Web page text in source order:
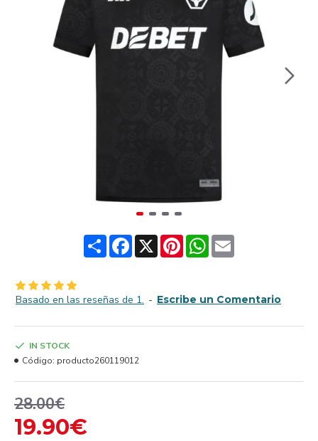
ShareFacebook
X PinterestWhatsApp
Email
Basado en las reseñas de 1. - Escribe un Comentario
19.90€
28.00€
IN STOCK
Código: producto260119012